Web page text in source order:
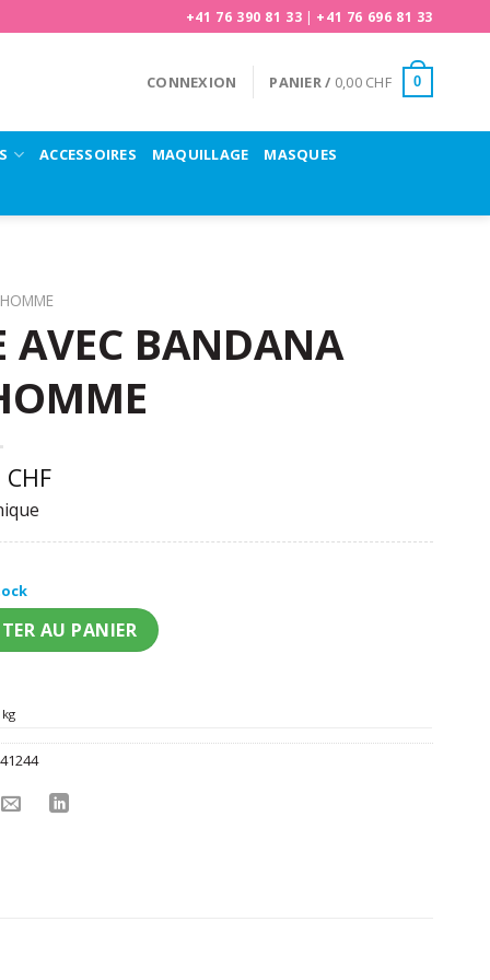
+41 76 390 81 33 | +41 76 696 81 33
CONNEXION PANIER / 0,00 CHF 0
ACCESSOIRES MAQUILLAGE MASQUES
HOMME
AVEC BANDANA
CHF
avec bandana rouge homme
AU PANIER
41244